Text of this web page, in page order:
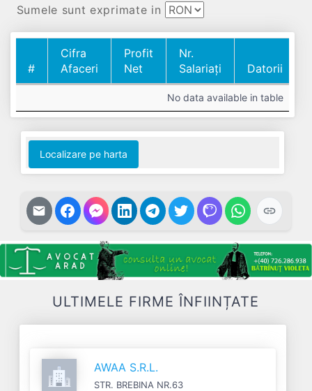
Sumele sunt exprimate in
#
Cifra
Afaceri
Profit
Net
Nr.
Salariați
Datorii
Afaceri
Net
Nr.
Salariați
Datorii
No data available in table
Localizare pe harta
ULTIMELE FIRME ÎNFIINȚATE
AWAA S.R.L.
STR. BREBINA NR.63